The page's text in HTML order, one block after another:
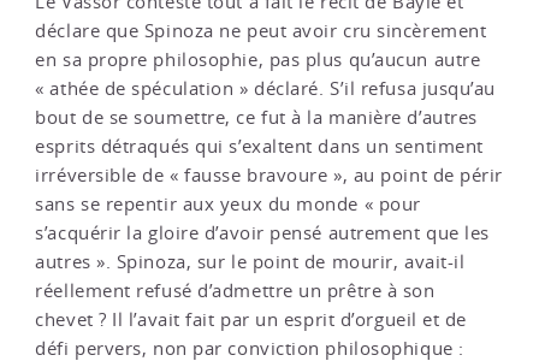
déclare que Spinoza ne peut avoir cru sincèrement
en sa propre philosophie, pas plus qu’aucun autre
« athée de spéculation » déclaré. S’il refusa jusqu’au
bout de se soumettre, ce fut à la manière d’autres
esprits détraqués qui s’exaltent dans un sentiment
irréversible de « fausse bravoure », au point de périr
sans se repentir aux yeux du monde « pour
s’acquérir la gloire d’avoir pensé autrement que les
autres ». Spinoza, sur le point de mourir, avait-il
réellement refusé d’admettre un prêtre à son
chevet ? Il l’avait fait par un esprit d’orgueil et de
défi pervers, non par conviction philosophique :